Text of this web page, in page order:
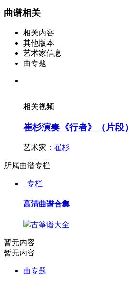
曲谱相关
相关内容
其他版本
艺术家信息
曲专题
相关视频
崔杉演奏《行者》（片段）
艺术家： 崔杉
所属曲谱专栏
专栏
高清曲谱合集
古筝谱大全
暂无内容
暂无内容
曲专题